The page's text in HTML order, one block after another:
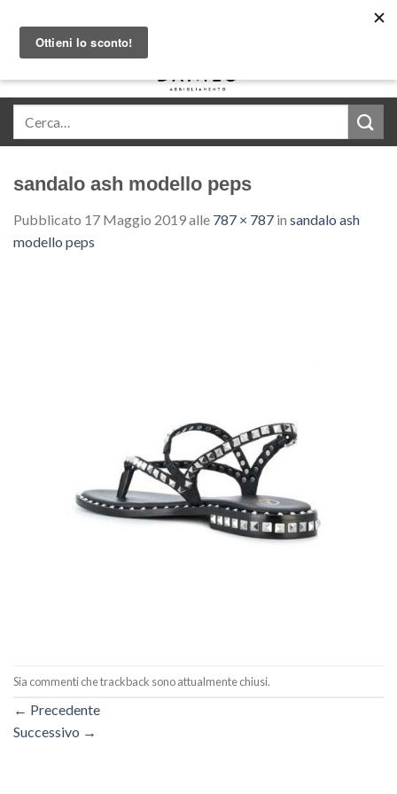
content
sandalo ash modello peps
Pubblicato 17 Maggio 2019alle 787 × 787 in sandalo ash
modello peps
Sia commenti che trackback sono attualmente chiusi.
← Precedente
Successivo →